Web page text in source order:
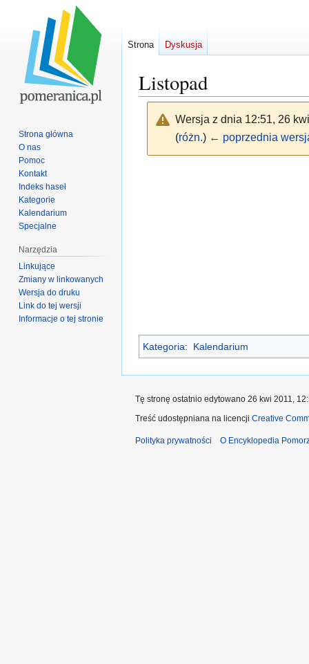
Listopad
Wersja z dnia 12:51, 26
(różn.) ← poprzednia
Kategoria: Kalendarium
Strona Dyskusja
Strona główna
O nas
Pomoc
Kontakt
Indeks haseł
Kategorie
Kalendarium
Specjalne
Narzędzia
Linkujące
Zmiany w linkowanych
Wersja do druku
Link do tej wersji
Informacje o tej stronie
Tę stronę ostatnio edytowano 26 kwi 2011,
Treść udostępniana na licencji Creative
Polityka prywatności O Encyklopedia